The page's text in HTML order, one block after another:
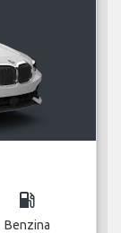
local_gas_station
Benzina